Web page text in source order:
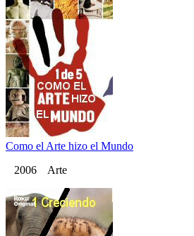
Como el Arte hizo el Mundo
2006 Arte